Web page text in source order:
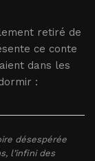
retiré de
ce conte
dans les
:
désespérée
l’infini des